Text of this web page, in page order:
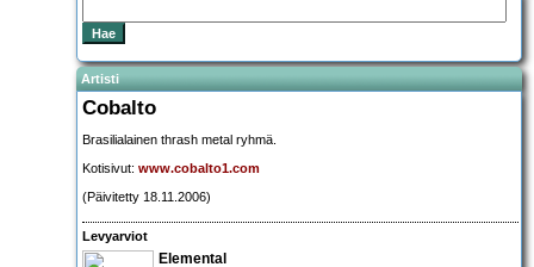
Artisti
Cobalto
Brasilialainen thrash metal ryhmä.
Kotisivut: www.cobalto1.com
(Päivitetty 18.11.2006)
Levyarviot
Elemental